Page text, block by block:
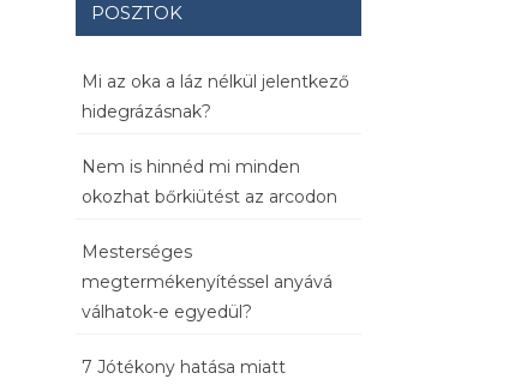
POSZTOK
Mi az oka a láz nélkül jelentkező
hidegrázásnak?
Nem is hinnéd mi minden
okozhat bőrkiütést az arcodon
Mesterséges
megtermékenyítéssel anyává
válhatok-e egyedül?
7 Jótékony hatása miatt